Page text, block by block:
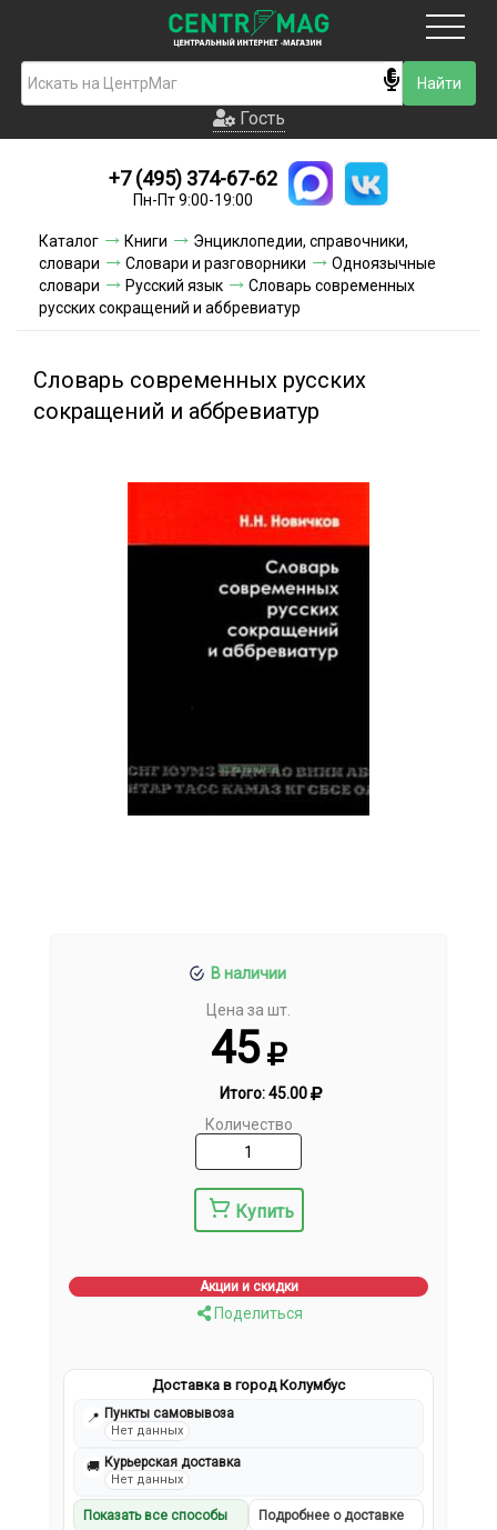
Гость
Новинки
Условия доставки
Условия оплаты
Акции и скидки
Гость
+7 (495) 374-67-62
Пн-Пт 9:00-19:00
Каталог Книги
Энциклопедии, справочники,
словари
Словари и разговорники
Одноязычные
словари
Русский язык
Словарь современных
русских сокращений и аббревиатур
Словарь современных русских
сокращений и аббревиатур
В наличии
Цена за шт.
45
Итого:45.00
Количество
Купить
Акции и скидки
Поделиться
Доставка в город Колумбус
📍 Пункты самовывоза
Нет данных
🚚 Курьерская доставка
Нет данных
Показать все способы Подробнее о доставке